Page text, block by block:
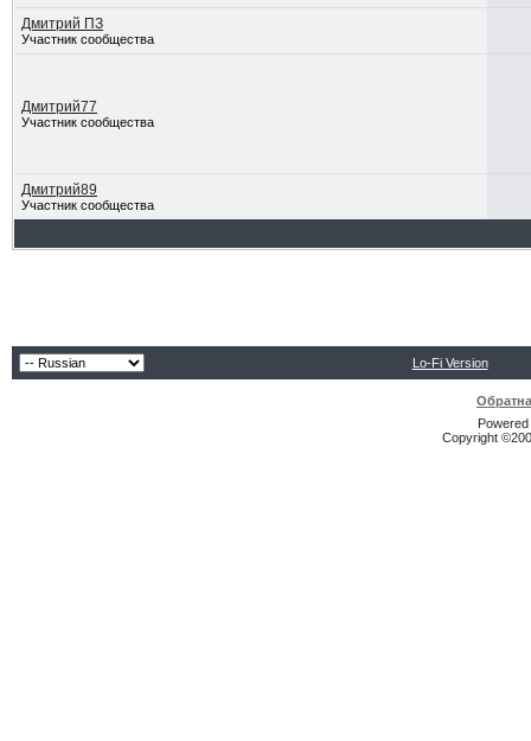
Дмитрий ПЗ
Участник сообщества
Дмитрий77
Участник сообщества
Дмитрий89
Участник сообщества
Lo-Fi Version
Copyright